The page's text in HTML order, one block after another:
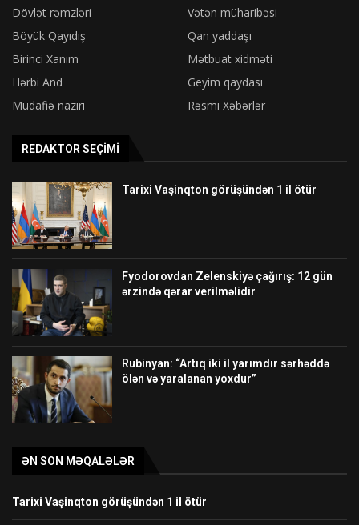
Dövlət rəmzləri
Vətən müharibəsi
Böyük Qayıdış
Qan yaddaşı
Birinci Xanım
Mətbuat xidməti
Hərbi And
Geyim qaydası
Müdafiə naziri
Rəsmi Xəbərlər
REDAKTOR SEÇIMI
Tarixi Vaşinqton görüşündən 1 il ötür
Fyodorovdan Zelenskiyə çağırış: 12 gün
ərzində qərar verilməlidir
Rubinyan: “Artıq iki il yarımdır sərhəddə
ölən və yaralanan yoxdur”
ƏN SON MƏQALƏLƏR
Tarixi Vaşinqton görüşündən 1 il ötür